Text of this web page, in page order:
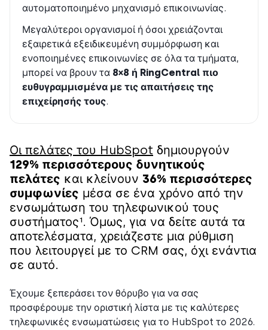
αυτοματοποιημένο μηχανισμό επικοινωνίας.
Μεγαλύτεροι οργανισμοί ή όσοι χρειάζονται
εξαιρετικά εξειδικευμένη συμμόρφωση και
ενοποιημένες επικοινωνίες σε όλα τα τμήματα,
μπορεί να βρουν τα 8×8 ή RingCentral πιο
ευθυγραμμισμένα με τις απαιτήσεις της
επιχείρησής τους.
Οι πελάτες του HubSpot δημιουργούν
129% περισσότερους δυνητικούς
πελάτες και κλείνουν 36% περισσότερες
συμφωνίες μέσα σε ένα χρόνο από την
ενσωμάτωση του τηλεφωνικού τους
συστήματος¹. Όμως, για να δείτε αυτά τα
αποτελέσματα, χρειάζεστε μια ρύθμιση
που λειτουργεί με το CRM σας, όχι ενάντια
σε αυτό.
Έχουμε ξεπεράσει τον θόρυβο για να σας
προσφέρουμε την οριστική λίστα με τις καλύτερες
τηλεφωνικές ενσωματώσεις για το HubSpot το 2026.